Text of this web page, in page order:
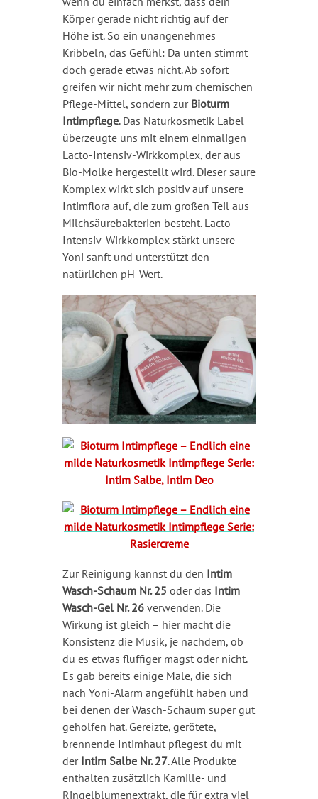
Körper gerade nicht richtig auf der
Höhe ist. So ein unangenehmes
Kribbeln, das Gefühl: Da unten stimmt
doch gerade etwas nicht. Ab sofort
greifen wir nicht mehr zum chemischen
Pflege-Mittel, sondern zur Bioturm
Intimpflege. Das Naturkosmetik Label
überzeugte uns mit einem einmaligen
Lacto-Intensiv-Wirkkomplex, der aus
Bio-Molke hergestellt wird. Dieser saure
Komplex wirkt sich positiv auf unsere
Intimflora auf, die zum großen Teil aus
Milchsäurebakterien besteht. Lacto-
Intensiv-Wirkkomplex stärkt unsere
Yoni sanft und unterstützt den
natürlichen pH-Wert.
Zur Reinigung kannst du den Intim
Wasch-Schaum Nr. 25 oder das Intim
Wasch-Gel Nr. 26verwenden. Die
Wirkung ist gleich – hier macht die
Konsistenz die Musik, je nachdem, ob
du es etwas fluffiger magst oder nicht.
Es gab bereits einige Male, die sich
nach Yoni-Alarm angefühlt haben und
bei denen der Wasch-Schaum super gut
geholfen hat. Gereizte, gerötete,
brennende Intimhaut pflegest du mit
der Intim Salbe Nr. 27. Alle Produkte
enthalten zusätzlich Kamille- und
Ringelblumenextrakt, die für extra viel